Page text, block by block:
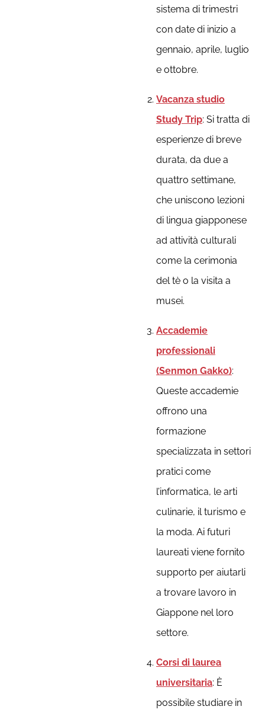
sistema di trimestri
con date di inizio a
gennaio, aprile, luglio
e ottobre.
Vacanza studio
Study Trip: Si tratta di
esperienze di breve
durata, da due a
quattro settimane,
che uniscono lezioni
di lingua giapponese
ad attività culturali
come la cerimonia
del tè o la visita a
musei.
Accademie
professionali
(Senmon Gakko):
Queste accademie
offrono una
formazione
specializzata in settori
pratici come
l’informatica, le arti
culinarie, il turismo e
la moda. Ai futuri
laureati viene fornito
supporto per aiutarli
a trovare lavoro in
Giappone nel loro
settore.
Corsi di laurea
universitaria: È
possibile studiare in